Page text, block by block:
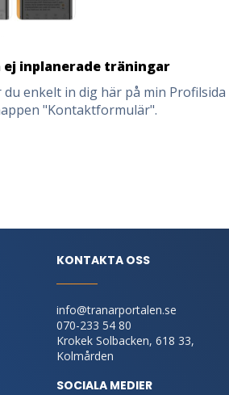
ej inplanerade träningar
enkelt in dig här på min Profilsida
"Kontaktformulär".
KONTAKTA OSS
info@tranarportalen.se
070-233 54 80
Krokek Solbacken, 618 33,
Kolmården
SOCIALA MEDIER